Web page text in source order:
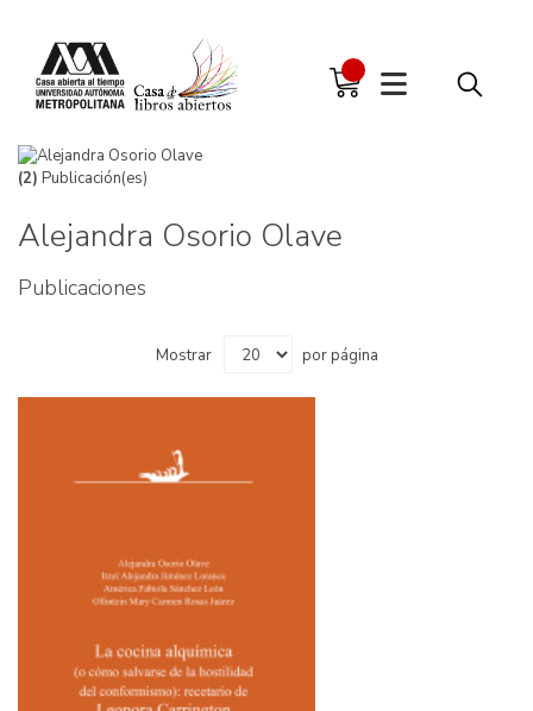
(2) Publicación(es)
Alejandra Osorio Olave
Publicaciones
Mostrar por página